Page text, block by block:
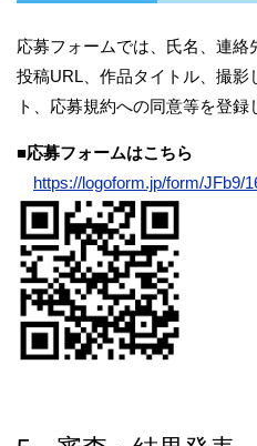
応募フォームでは、氏名、連絡
投稿URL、作品タイトル、撮影
ト、応募規約への同意等を登録
■応募フォームはこちら
https://logoform.jp/form/JFb9/